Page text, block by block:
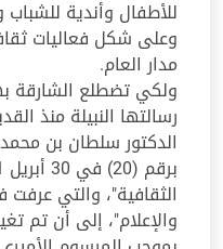
للأطفال وأندية
وعلى شكل فعاليات
مدار العام.
ولكي تضطلع الشارقة
رسالتها النبيلة منذ
الدكتور سلطان بن
الثقافية"، والتي عرفت
والإعلام"، إلى أن تم